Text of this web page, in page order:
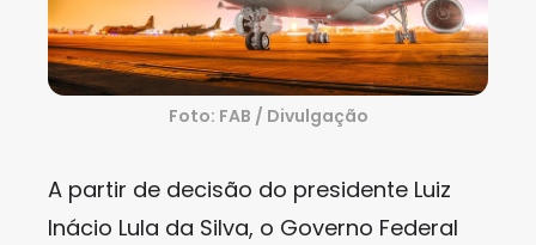
Foto: FAB / Divulgação
A partir de decisão do presidente Luiz
Inácio Lula da Silva, o Governo Federal